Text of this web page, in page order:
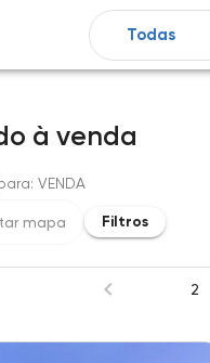
à venda
: VENDA
mapa Filtros
2